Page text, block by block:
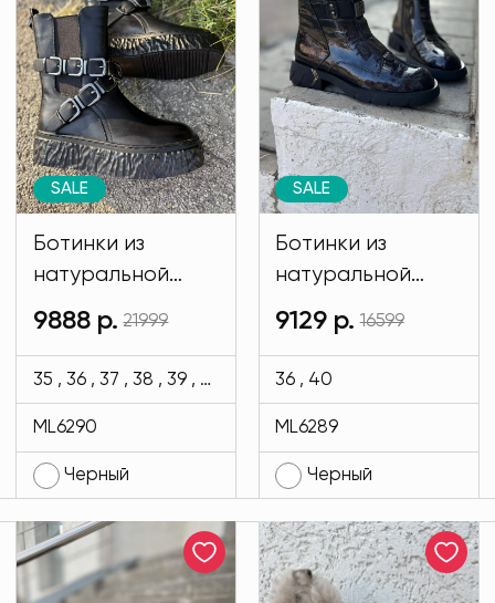
Ботинки из
натуральной
кожи. ЗИМА
Regina Bottini
черного цвета
MODLAV ML6290-
13
SALE
9888 р. 21999
35 , 36 , 37 , 38 , 39 , 40
ML6290
Черный
Ботинки из
натуральной
кожи Regina
Bottini черного
цвета MODLAV
ML6289-13
SALE
9129 р. 16599
36 , 40
ML6289
Черный